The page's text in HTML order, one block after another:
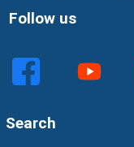
Follow us
Search